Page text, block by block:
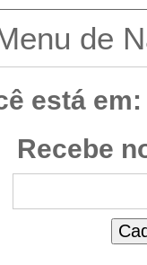
está em:
Recebe